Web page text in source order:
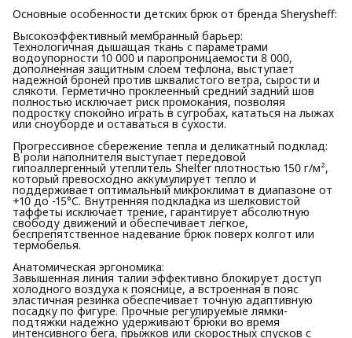
Основные особенности детских брюк от бренда Sherysheff:
Высокоэффективный мембранный барьер:
Технологичная дышащая ткань с параметрами
водоупорности 10 000 и паропроницаемости 8 000,
дополненная защитным слоем тефлона, выступает
надежной броней против шквалистого ветра, сырости и
слякоти. Герметично проклеенный средний задний шов
полностью исключает риск промокания, позволяя
подростку спокойно играть в сугробах, кататься на лыжах
или сноуборде и оставаться в сухости.
Прогрессивное сбережение тепла и деликатный подклад:
В роли наполнителя выступает передовой
гипоаллергенный утеплитель Shelter плотностью 150 г/м²,
который превосходно аккумулирует тепло и
поддерживает оптимальный микроклимат в диапазоне от
+10 до -15°С. Внутренняя подкладка из шелковистой
таффеты исключает трение, гарантирует абсолютную
свободу движений и обеспечивает легкое,
беспрепятственное надевание брюк поверх колгот или
термобелья.
Анатомическая эргономика:
Завышенная линия талии эффективно блокирует доступ
холодного воздуха к пояснице, а встроенная в пояс
эластичная резинка обеспечивает точную адаптивную
посадку по фигуре. Прочные регулируемые лямки-
подтяжки надежно удерживают брюки во время
интенсивного бега, прыжков или скоростных спусков с